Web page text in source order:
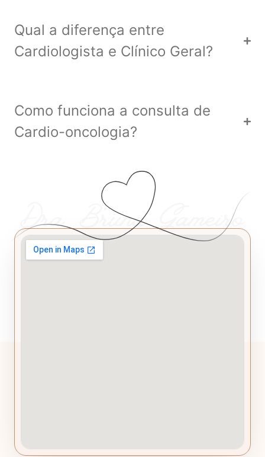
Qual a diferença entre
Cardiologista e Clínico Geral?
Como funciona a consulta de
Cardio-oncologia?